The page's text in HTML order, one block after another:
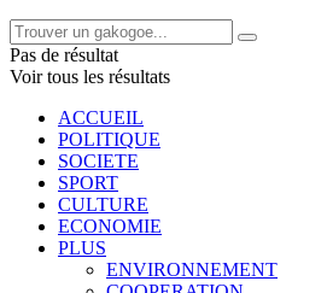
Pas de résultat
Voir tous les résultats
ACCUEIL
POLITIQUE
SOCIETE
SPORT
CULTURE
ECONOMIE
PLUS
ENVIRONNEMENT